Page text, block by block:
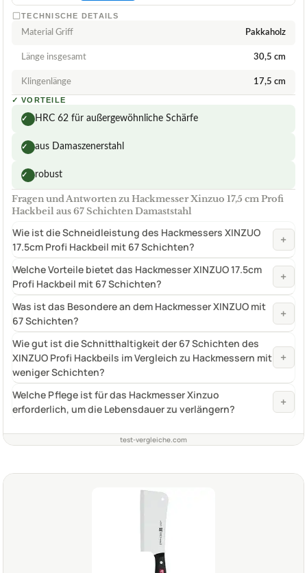
TECHNISCHE DETAILS
Material Griff Pakkaholz
Länge insgesamt 30,5 cm
Klingenlänge 17,5 cm
✓ VORTEILE
✓ HRC 62 für außergewöhnliche Schärfe
✓ aus Damaszenerstahl
✓ robust
Fragen und Antworten zu Hackmesser Xinzuo 17,5 cm Profi
Hackbeil aus 67 Schichten Damaststahl
Wie ist die Schneidleistung des Hackmessers XINZUO
17.5cm Profi Hackbeil mit 67 Schichten?
+
Welche Vorteile bietet das Hackmesser XINZUO 17.5cm
Profi Hackbeil mit 67 Schichten?
+
Was ist das Besondere an dem Hackmesser XINZUO mit
67 Schichten?
+
Wie gut ist die Schnitthaltigkeit der 67 Schichten des
XINZUO Profi Hackbeils im Vergleich zu Hackmessern mit
weniger Schichten?
+
Welche Pflege ist für das Hackmesser Xinzuo
erforderlich, um die Lebensdauer zu verlängern?
+
test-vergleiche.com